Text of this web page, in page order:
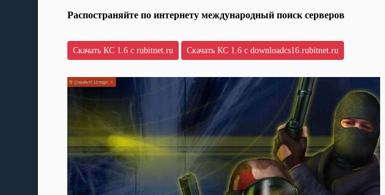
Распостраняйте по интернету международный поиск серверов
Скачать КС 1.6 с rubitnet.ru Скачать КС 1.6 с downloadcs16.rubitnet.ru